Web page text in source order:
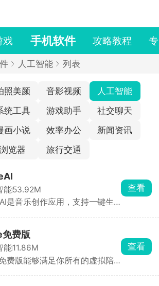
戏 手机软件 攻略教程
人工智能 列表
照美颜 音影视频
人工智能
统工具 游戏助手
社交聊天
画小说 效率办公
新闻资讯
浏览器 旅行交通
能53.92M
是音乐创作应用，支持一键生
哼唱转曲、改词翻唱，并自动生
系统接入DeepSeek大模型，零
出高质量音频，满足从业余到专
的需求。
查看
费版
能11.86M
费版能够满足你所有的虚拟陪
查看